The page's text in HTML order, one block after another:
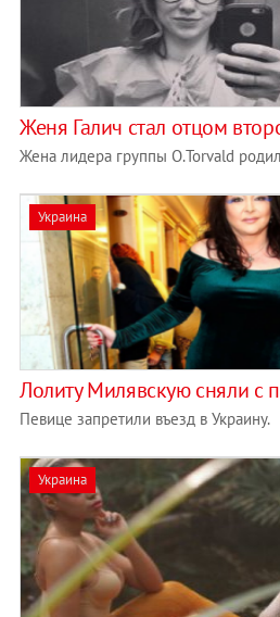
Женя Галич стал отцом
Жена лидера группы O.Torvald
Украина
Лолиту Милявскую сняли с
Певице запретили въезд в Украину.
Украина